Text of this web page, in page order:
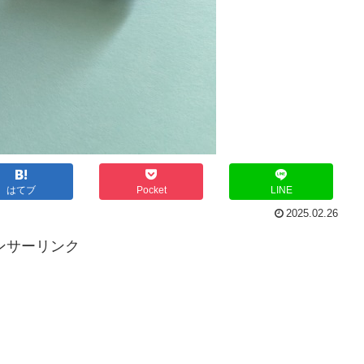
はてブ Pocket LINE
2025.02.26
サーリンク